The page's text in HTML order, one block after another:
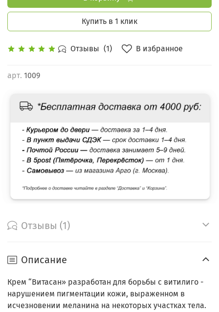
Отзывы (1) В избранное
арт. 1009
Купить в 1 клик
Отзывы (1)
Описание
Крем “Витасан» разработан для борьбы с витилиго -
нарушением пигментации кожи, выраженном в
исчезновении меланина на некоторых участках тела.